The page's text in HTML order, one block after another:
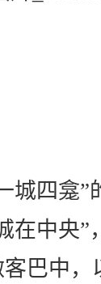
城四龛”
在中央
巴中